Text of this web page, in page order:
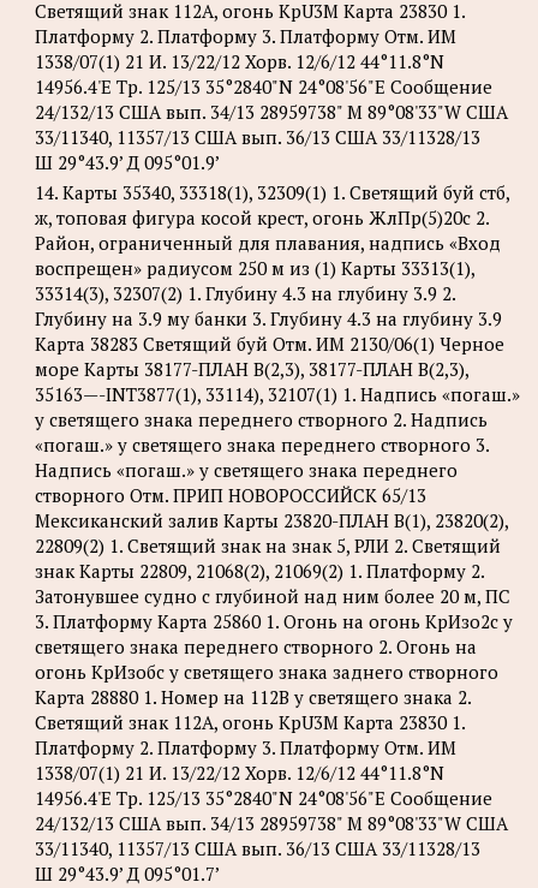
Светящий знак 112A, огонь KpU3M Карта 23830 1.
Платформу 2. Платформу 3. Платформу Отм. ИМ
1338/07(1) 21 И. 13/22/12 Хорв. 12/6/12 44°11.8°N
14956.4'Е Tp. 125/13 35°2840"N 24°08'56"Е Сообщение
24/132/13 США вып. 34/13 28959738" М 89°08'33"W США
33/11340, 11357/13 США вып. 36/13 США 33/11328/13
Ш 29°43.9’ Д 095°01.9’
14. Карты 35340, 33318(1), 32309(1) 1. Светящий буй стб,
ж, топовая фигура косой крест, огонь ЖлПр(5)20с 2.
Район, ограниченный для плавания, надпись «Вход
воспрещен» радиусом 250 м из (1) Карты 33313(1),
33314(3), 32307(2) 1. Глубину 4.3 на глубину 3.9 2.
Глубину на 3.9 му банки 3. Глубину 4.3 на глубину 3.9
Карта 38283 Светящий буй Отм. ИМ 2130/06(1) Черное
море Карты 38177-ПЛАН B(2,3), 38177-ПЛАН B(2,3),
35163—-INT3877(1), 33114), 32107(1) 1. Надпись «погаш.»
у светящего знака переднего створного 2. Надпись
«погаш.» у светящего знака переднего створного 3.
Надпись «погаш.» у светящего знака переднего
створного Отм. ПРИП НОВОРОССИЙСК 65/13
Мексиканский залив Карты 23820-ПЛАН B(1), 23820(2),
22809(2) 1. Светящий знак на знак 5, РЛИ 2. Светящий
знак Карты 22809, 21068(2), 21069(2) 1. Платформу 2.
Затонувшее судно с глубиной над ним более 20 м, ПС
3. Платформу Карта 25860 1. Огонь на огонь КрИзо2с у
светящего знака переднего створного 2. Огонь на
огонь КрИзобс у светящего знака заднего створного
Карта 28880 1. Номер на 112B у светящего знака 2.
Светящий знак 112A, огонь KpU3M Карта 23830 1.
Платформу 2. Платформу 3. Платформу Отм. ИМ
1338/07(1) 21 И. 13/22/12 Хорв. 12/6/12 44°11.8°N
14956.4'Е Tp. 125/13 35°2840"N 24°08'56"Е Сообщение
24/132/13 США вып. 34/13 28959738" М 89°08'33"W США
33/11340, 11357/13 США вып. 36/13 США 33/11328/13
Ш 29°43.9’ Д 095°01.7’